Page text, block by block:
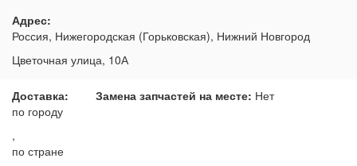
Адрес:
Россия, Нижегородская (Горьковская), Нижний Новгород
Цветочная улица, 10А
Доставка:
по городу
,
по стране
Замена запчастей на месте: Нет